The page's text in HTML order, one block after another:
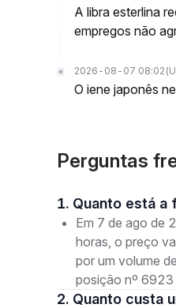
A libra esterlina
empregos não
2026-08-07 08:02
O iene japonês
Perguntas
1. Quanto está
Em 7 de ago de
horas, o preço
por um volume
posição nº 6923
2. Quanto